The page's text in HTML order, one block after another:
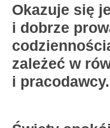
Okazuje się
i dobrze
zależeć w
i pracodawcy.